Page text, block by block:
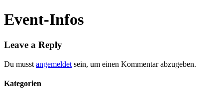
Event-Infos
Leave a Reply
Du musst angemeldet sein, um einen Kommentar abzugeben.
Kategorien